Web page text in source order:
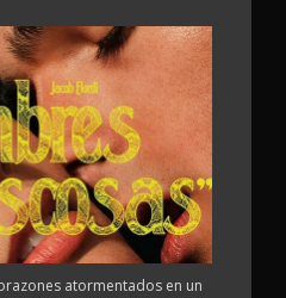
atormentados en un